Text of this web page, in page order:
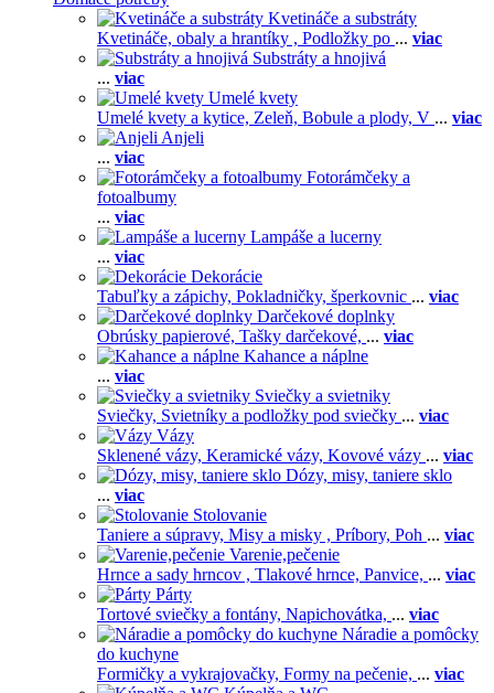
Kvetináče a substráty
Kvetináče, obaly a hrantíky , Podložky po ... viac
Substráty a hnojivá
... viac
Umelé kvety
Umelé kvety a kytice, Zeleň, Bobule a plody, V ... viac
Anjeli
... viac
Fotorámčeky a
fotoalbumy
... viac
Lampáše a lucerny
... viac
Dekorácie
Tabuľky a zápichy, Pokladničky, šperkovnic ... viac
Darčekové doplnky
Obrúsky papierové, Tašky darčekové, ... viac
Kahance a náplne
... viac
Sviečky a svietniky
Sviečky, Svietníky a podložky pod sviečky ... viac
Vázy
Sklenené vázy, Keramické vázy, Kovové vázy ... viac
Dózy, misy, taniere sklo
... viac
Stolovanie
Taniere a súpravy, Misy a misky , Príbory, Poh ... viac
Varenie,pečenie
Hrnce a sady hrncov , Tlakové hrnce, Panvice, ... viac
Párty
Tortové sviečky a fontány, Napichovátka, ... viac
Náradie a pomôcky
do kuchyne
Formičky a vykrajovačky, Formy na pečenie, ... viac